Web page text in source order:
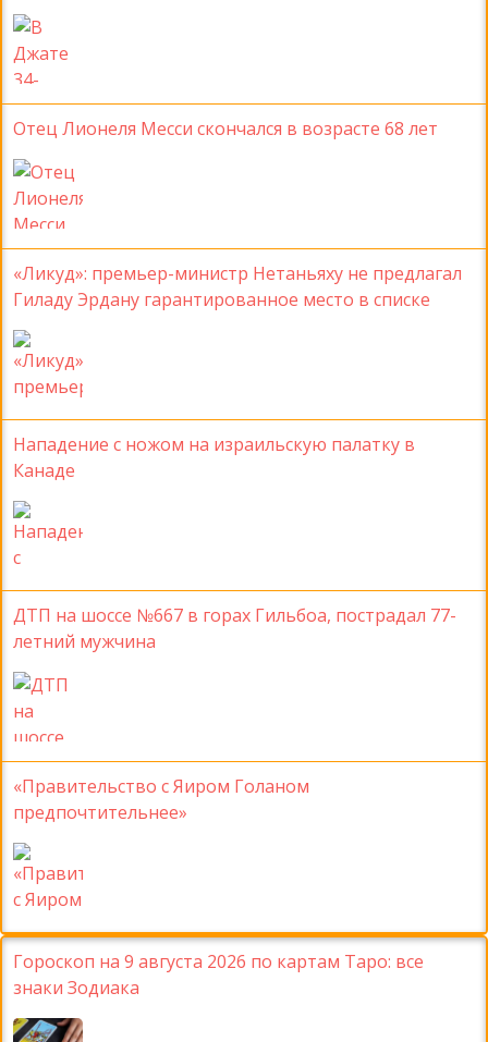
Отец Лионеля Месси скончался в возрасте 68 лет
«Ликуд»: премьер-министр Нетаньяху не предлагал
Гиладу Эрдану гарантированное место в списке
Нападение с ножом на израильскую палатку в
Канаде
ДТП на шоссе №667 в горах Гильбоа, пострадал 77-
летний мужчина
«Правительство с Яиром Голаном
предпочтительнее»
Гороскоп на 9 августа 2026 по картам Таро: все
знаки Зодиака